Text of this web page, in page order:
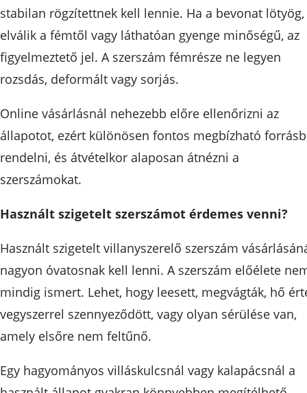
stabilan rögzítettnek kell lennie. Ha a bevonat lötyög,
elválik a fémtől vagy láthatóan gyenge minőségű, az
figyelmeztető jel. A szerszám fémrésze ne legyen
rozsdás, deformált vagy sorjás.
Online vásárlásnál nehezebb előre ellenőrizni az
állapotot, ezért különösen fontos megbízható
rendelni, és átvételkor alaposan átnézni a
szerszámokat.
Használt szigetelt szerszámot érdemes venni?
Használt szigetelt villanyszerelő szerszám
nagyon óvatosnak kell lenni. A szerszám előélete
mindig ismert. Lehet, hogy leesett, megvágták, hő
vegyszerrel szennyeződött, vagy olyan sérülése van,
amely elsőre nem feltűnő.
Egy hagyományos villáskulcsnál vagy kalapácsnál a